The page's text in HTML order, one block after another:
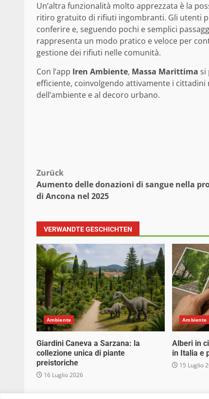
Un’altra funzionalità molto apprezzata è la
ritiro gratuito di rifiuti ingombranti. Gli utenti
conferire e, seguendo pochi e semplici
rappresenta un modo pratico e veloce per
gestione dei rifiuti nelle comunità.
Con l’app Iren Ambiente, Massa Marittima si
efficiente, coinvolgendo attivamente i
dell’ambiente e al decoro urbano.
Beitragsnavigation
Zurück
Aumento delle donazioni di sangue nella
di Ancona nel 2025
VERWANDTE GESCHICHTEN
Ambiente
Giardini Caneva a Sarzana: la
collezione unica di piante
preistoriche
16 Luglio 2026
Ambiente
Alberi in
in Italia e
15 Luglio